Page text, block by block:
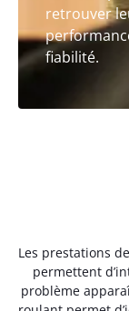
retrouver
fiabilité.
Les prestations
permettent
problème